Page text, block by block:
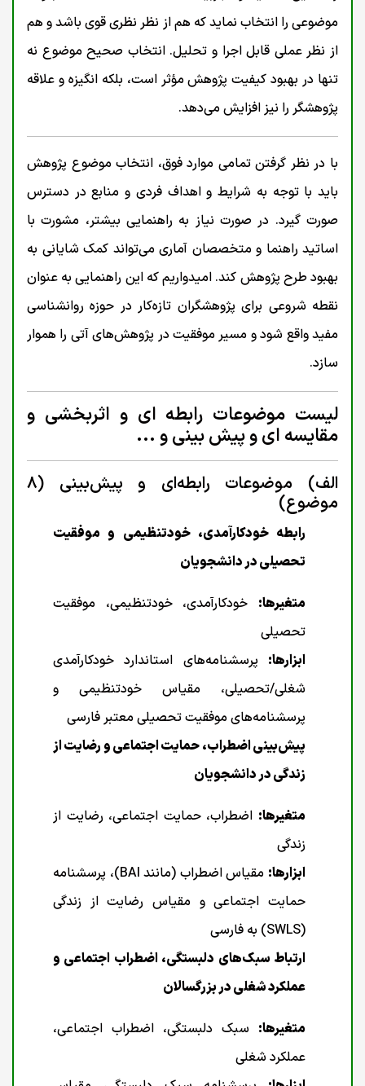
موضوعی را انتخاب نماید که هم از نظر نظری قوی باشد و هم
از نظر عملی قابل اجرا و تحلیل. انتخاب صحیح موضوع نه
تنها در بهبود کیفیت پژوهش مؤثر است، بلکه انگیزه و علاقه
پژوهشگر را نیز افزایش می‌دهد.
با در نظر گرفتن تمامی موارد فوق، انتخاب موضوع پژوهش
باید با توجه به شرایط و اهداف فردی و منابع در دسترس
صورت گیرد. در صورت نیاز به راهنمایی بیشتر، مشورت با
اساتید راهنما و متخصصان آماری می‌تواند کمک شایانی به
بهبود طرح پژوهش کند. امیدواریم که این راهنمایی به عنوان
نقطه شروعی برای پژوهشگران تازه‌کار در حوزه روانشناسی
مفید واقع شود و مسیر موفقیت در پژوهش‌های آتی را هموار
سازد.
لیست موضوعات رابطه ای و اثربخشی و
مقایسه ای و پیش بینی و ...
الف) موضوعات رابطه‌ای و پیش‌بینی (۸
موضوع)
رابطه خودکارآمدی، خودتنظیمی و موفقیت
تحصیلی در دانشجویان
متغیرها: خودکارآمدی، خودتنظیمی، موفقیت
تحصیلی
ابزارها: پرسشنامه‌های استاندارد خودکارآمدی
شغلی/تحصیلی، مقیاس خودتنظیمی و
پرسشنامه‌های موفقیت تحصیلی معتبر فارسی
پیش‌بینی اضطراب، حمایت اجتماعی و رضایت از
زندگی در دانشجویان
متغیرها: اضطراب، حمایت اجتماعی، رضایت از
زندگی
ابزارها:
مقیاس اضطراب (مانند BAI)، پرسشنامه
حمایت اجتماعی و مقیاس رضایت از زندگی
(SWLS) به فارسی
ارتباط سبک‌های دلبستگی، اضطراب اجتماعی و
عملکرد شغلی در بزرگسالان
متغیرها: سبک دلبستگی، اضطراب اجتماعی،
عملکرد شغلی